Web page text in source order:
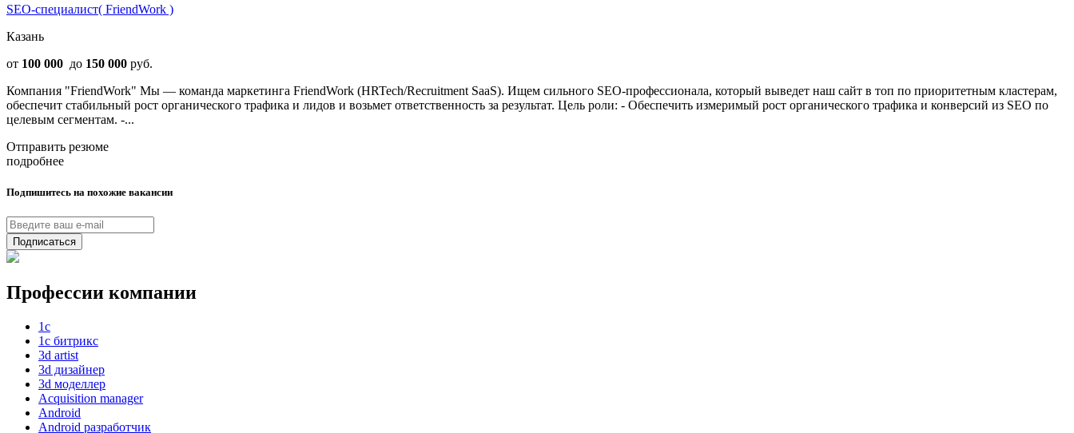
SEO-специалист( FriendWork )
Казань
от 100 000 до 150 000 руб.
Компания "FriendWork" Мы — команда маркетинга FriendWork (HRTech/Recruitment SaaS). Ищем сильного SEO-профессионала, который выведет наш сайт в топ по приоритетным кластерам,
обеспечит стабильный рост органического трафика и лидов и возьмет ответственность за результат. Цель роли: - Обеспечить измеримый рост органического трафика и конверсий из SEO по
целевым сегментам. -...
Отправить резюме
подробнее
Подпишитесь на похожие вакансии
Подписаться
Профессии компании
1с
1с битрикс
3d artist
3d дизайнер
3d моделлер
Acquisition manager
Android
Android разработчик